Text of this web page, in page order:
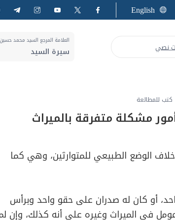
English
نصي
العلامة المرجع السيد محمد
سيرة السيد
كتب للمطالعة
مشكلة متفرقة بالميراث
الوضع الطبيعي للمتوارثين، وهي كما
أو كان له صدران على حقو واحد وبرأس
في الميراث وغيره على أنه كذلك، وإن